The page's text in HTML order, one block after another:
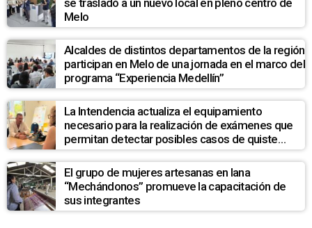
Melo
Alcaldes de distintos departamentos de la región
participan en Melo de una jornada en el marco del
programa “Experiencia Medellín”
La Intendencia actualiza el equipamiento
necesario para la realización de exámenes que
permitan detectar posibles casos de quiste
hidatídico hepático en la población de La Pedrera
El grupo de mujeres artesanas en lana
“Mechándonos” promueve la capacitación de
sus integrantes